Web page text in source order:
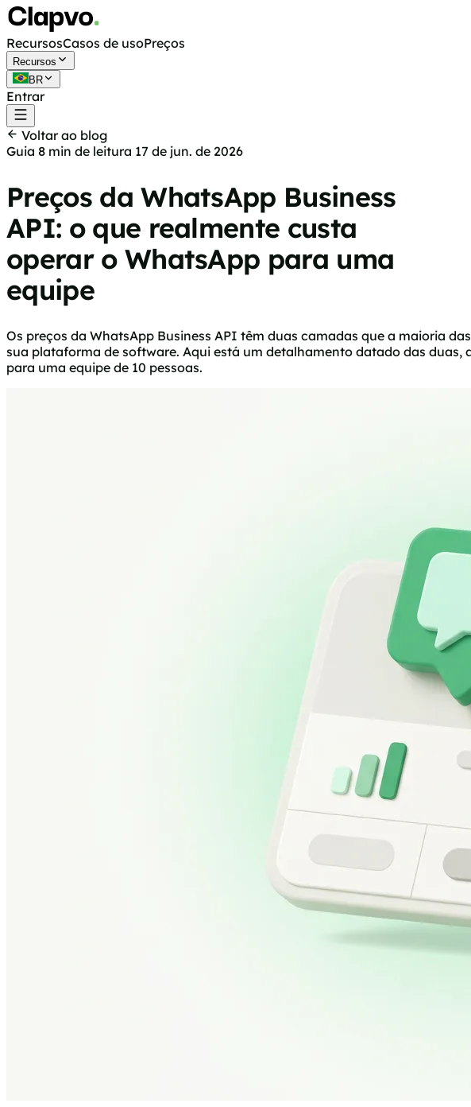
RecursosCasos de usoPreços
Recursos
BR
EntrarComeçar grátis
Voltar ao blog
Guia 8 min de leitura 17 de jun. de 2026
Preços da WhatsApp Business
API: o que realmente custa
operar o WhatsApp para uma
equipe
Os preços da WhatsApp Business API têm duas camadas que a maioria
sua plataforma de software. Aqui está um detalhamento datado das
para uma equipe de 10 pessoas.